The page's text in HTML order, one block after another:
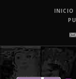
INICIO